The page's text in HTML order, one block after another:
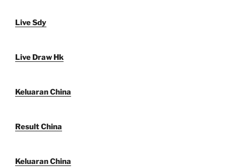
Live Sdy
Live Draw Hk
Keluaran China
Result China
Keluaran China